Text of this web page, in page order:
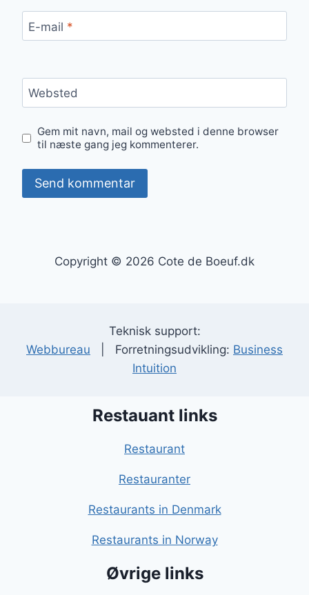
E-mail *
Websted
Gem mit navn, mail og websted i denne browser
til næste gang jeg kommenterer.
Copyright © 2026 Cote de Boeuf.dk
Teknisk support:
Webbureau | Forretningsudvikling: Business
Intuition
Restauant links
Restaurant
Restauranter
Restaurants in Denmark
Restaurants in Norway
Øvrige links